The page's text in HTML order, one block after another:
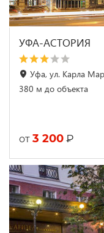
УФА-АСТОРИЯ
Уфа, ул. Карла
380 м до объекта
от 3 200 ₽